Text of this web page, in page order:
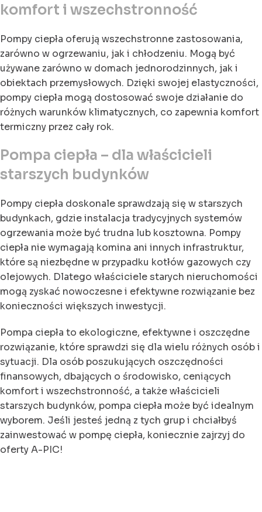
komfort i wszechstronność
Pompy ciepła oferują wszechstronne zastosowania,
zarówno w ogrzewaniu, jak i chłodzeniu. Mogą być
używane zarówno w domach jednorodzinnych, jak i
obiektach przemysłowych. Dzięki swojej elastyczności,
pompy ciepła mogą dostosować swoje działanie do
różnych warunków klimatycznych, co zapewnia komfort
termiczny przez cały rok.
Pompa ciepła – dla właścicieli
starszych budynków
Pompy ciepła doskonale sprawdzają się w starszych
budynkach, gdzie instalacja tradycyjnych systemów
ogrzewania może być trudna lub kosztowna. Pompy
ciepła nie wymagają komina ani innych infrastruktur,
które są niezbędne w przypadku kotłów gazowych czy
olejowych. Dlatego właściciele starych nieruchomości
mogą zyskać nowoczesne i efektywne rozwiązanie bez
konieczności większych inwestycji.
Pompa ciepła to ekologiczne, efektywne i oszczędne
rozwiązanie, które sprawdzi się dla wielu różnych osób i
sytuacji. Dla osób poszukujących oszczędności
finansowych, dbających o środowisko, ceniących
komfort i wszechstronność, a także właścicieli
starszych budynków, pompa ciepła może być idealnym
wyborem. Jeśli jesteś jedną z tych grup i chciałbyś
zainwestować w pompę ciepła, koniecznie zajrzyj do
oferty A-PIC!